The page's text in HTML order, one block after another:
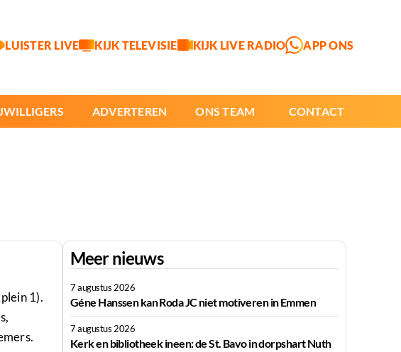
LUISTER LIVE KIJK TELEVISIE KIJK LIVE RADIO APP ONS
ADVERTEREN ONS TEAM CONTACT
1).
Meer nieuws
7 augustus 2026
Géne Hanssen kan Roda JC niet motiveren in Emmen
7 augustus 2026
Kerk en bibliotheek ineen: de St. Bavo in dorpshart Nuth